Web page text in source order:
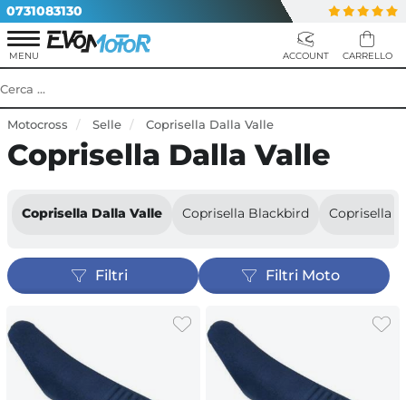
0731083130
Motocross Selle Coprisella Dalla Valle
Coprisella Dalla Valle
Coprisella Dalla Valle Coprisella Blackbird Coprisella
Filtri Filtri Moto